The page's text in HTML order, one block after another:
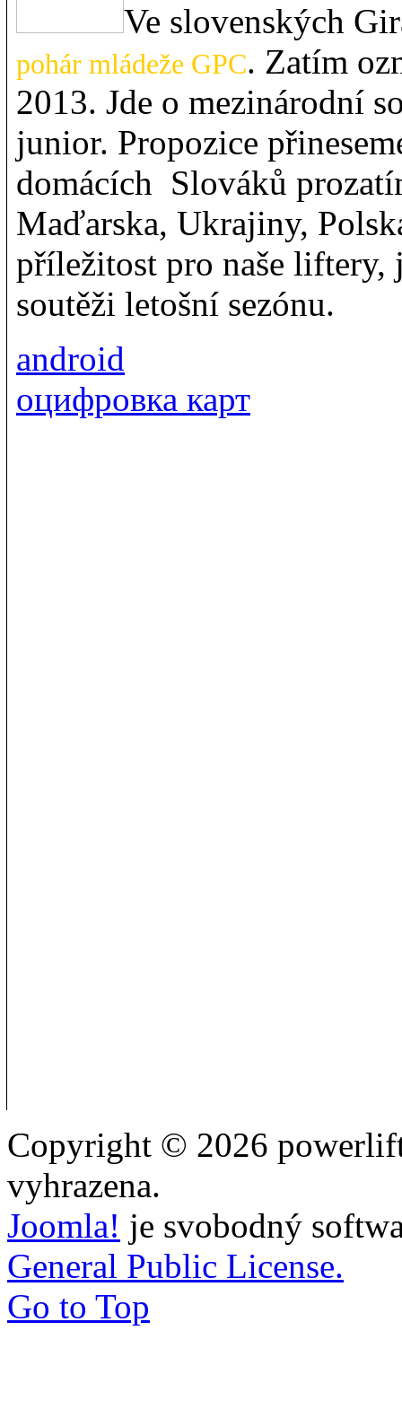
Ve slovenských
pohár mládeže GPC. Zatím
2013. Jde o mezinárodní
junior. Propozice
domácích Slováků
Maďarska, Ukrajiny,
příležitost pro naše liftery,
soutěži letošní sezónu.
android
оцифровка карт
Copyright © 2026
vyhrazena.
Joomla! je svobodný
General Public License.
Go to Top